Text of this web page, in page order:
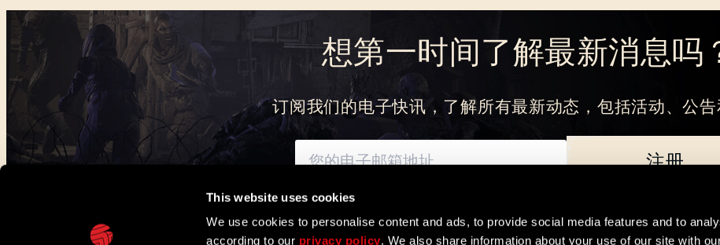
This website uses cookies
We use cookies to personalise content and ads, to provide social media features and to
according to our privacy policy. We also share information about your use of our site with
想第一时间了解最新消息吗
订阅我们的电子快讯，了解所有最新动态，包括活动、公告
注册
可通过此处了解我们如何处理您的个人数据以及您享有的基本权利。数据控制者为Techland S.A. ，注册地